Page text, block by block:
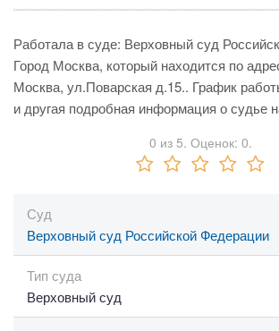
Работала в суде: Верховный суд
Город Москва, который находится по
Москва, ул.Поварская д.15.. График
и другая подробная информация о судье
0 из 5. Оценок: 0.
Суд
Верховный суд Российской Федерации
Тип суда
Верховный суд